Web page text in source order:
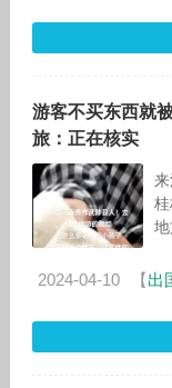
游客不买东西就
旅：正在核实
来
2024-04-10 【出